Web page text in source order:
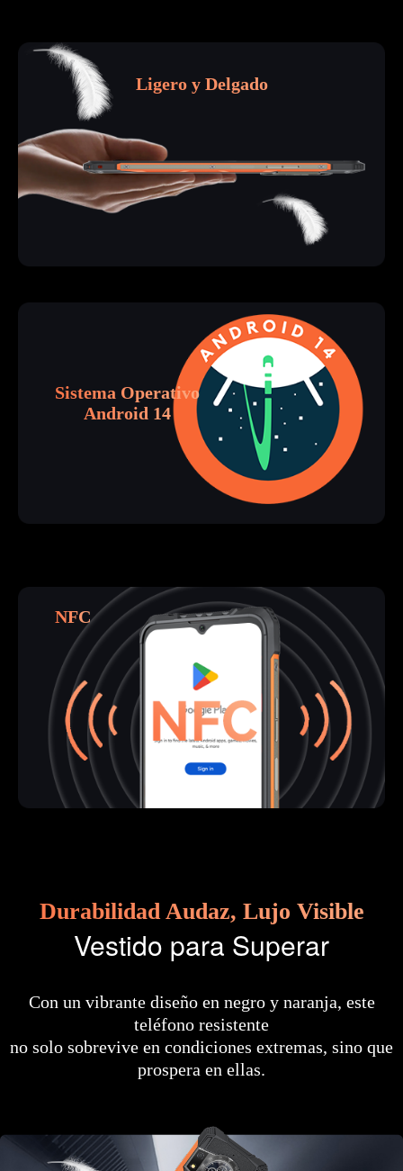
Ligero y Delgado
Sistema Operativo
Android 14
NFC
Durabilidad Audaz, Lujo Visible
Vestido para Superar
Con un vibrante diseño en negro y naranja, este
teléfono resistente
no solo sobrevive en condiciones extremas, sino que
prospera en ellas.